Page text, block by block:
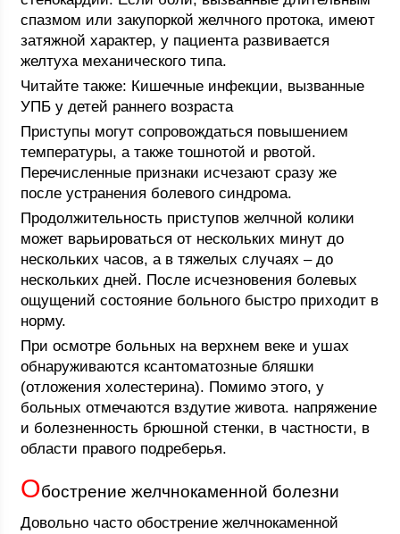
спазмом или закупоркой желчного протока, имеют
затяжной характер, у пациента развивается
желтуха механического типа.
Читайте также: Кишечные инфекции, вызванные
УПБ у детей раннего возраста
Приступы могут сопровождаться повышением
температуры, а также тошнотой и рвотой.
Перечисленные признаки исчезают сразу же
после устранения болевого синдрома.
Продолжительность приступов желчной колики
может варьироваться от нескольких минут до
нескольких часов, а в тяжелых случаях – до
нескольких дней. После исчезновения болевых
ощущений состояние больного быстро приходит в
норму.
При осмотре больных на верхнем веке и ушах
обнаруживаются ксантоматозные бляшки
(отложения холестерина). Помимо этого, у
больных отмечаются вздутие живота. напряжение
и болезненность брюшной стенки, в частности, в
области правого подреберья.
Обострение желчнокаменной болезни
Довольно часто обострение желчнокаменной